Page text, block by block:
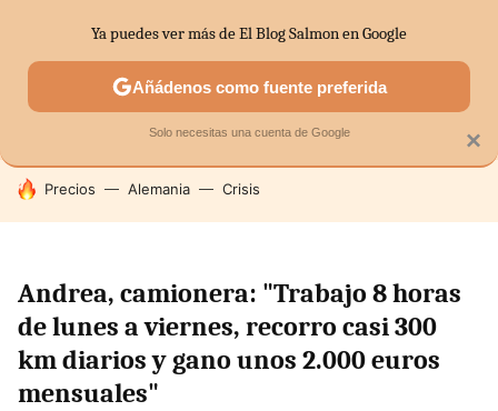
SECTORES ECONOMÍA DOMÉSTICA MERCADOS
HOY SE HABLA DE
Precios Alemania Crisis
Andrea, camionera: "Trabajo 8 horas
de lunes a viernes, recorro casi 300
km diarios y gano unos 2.000 euros
mensuales"
×
Ya puedes ver más de El Blog Salmon en Google
Añádenos como fuente preferida
Solo necesitas una cuenta de Google